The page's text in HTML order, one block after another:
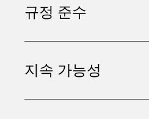
규정 준수
지속 가능성